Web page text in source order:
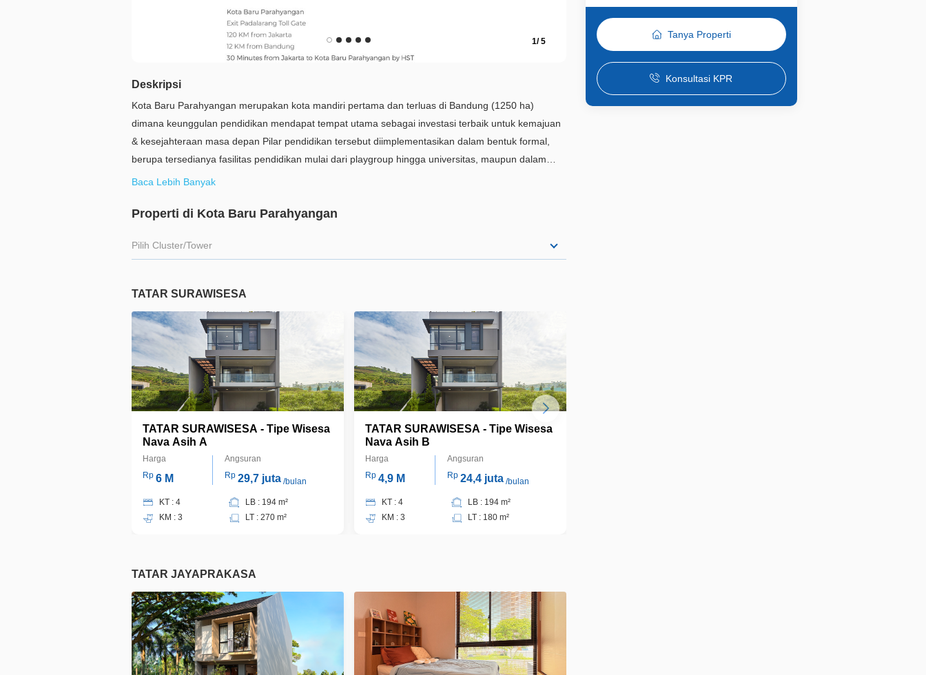
1/5
Deskripsi
Kota Baru Parahyangan merupakan kota mandiri pertama dan terluas di Bandung (1250 ha)
dimana keunggulan pendidikan mendapat tempat utama sebagai investasi terbaik untuk kemajuan
& kesejahteraan masa depan Pilar pendidikan tersebut diimplementasikan dalam bentuk formal,
berupa tersedianya fasilitas pendidikan mulai dari playgroup hingga universitas, maupun dalam
bentuk non formal seperti Sundial Puspa Iptek, Bale Seni Barli, dan taman tematik yang tersebar di
Baca Lebih Banyak
Properti di Kota Baru Parahyangan
Pilih Cluster/Tower
TATAR SURAWISESA
TATAR SURAWISESA - Tipe Wisesa
Nava Asih A
Harga
Rp 6 M
Angsuran
Rp 29,7 juta /bulan
KT : 4
KM : 3
LB : 194 m²
LT : 270 m²
TATAR SURAWISESA - Tipe Wisesa
Nava Asih B
Harga
Rp 4,9 M
Angsuran
Rp 24,4 juta /bulan
KT : 4
KM : 3
LB : 194 m²
LT : 180 m²
TATAR JAYAPRAKASA
Tanya Properti
Konsultasi KPR